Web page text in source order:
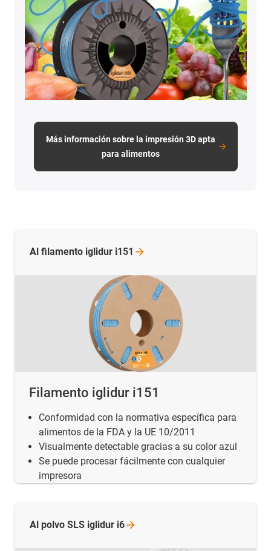
Más información sobre la impresión 3D apta
para alimentos
Filamento iglidur i151
Conformidad con la normativa específica para
alimentos de la FDA y la UE 10/2011
Visualmente detectable gracias a su color azul
Se puede procesar fácilmente con cualquier
impresora
Al filamento iglidur i151
Al polvo SLS iglidur i6